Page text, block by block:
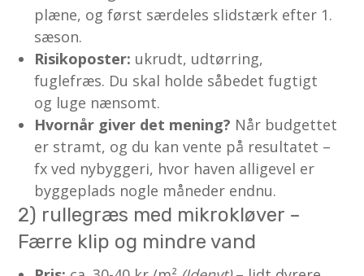
plæne, og først særdeles slidstærk efter 1.
sæson.
Risikoposter: ukrudt, udtørring,
fuglefræs. Du skal holde såbedet fugtigt
og luge nænsomt.
Hvornår giver det mening? Når budgettet
er stramt, og du kan vente på resultatet –
fx ved nybyggeri, hvor haven alligevel er
byggeplads nogle måneder endnu.
2) rullegræs med mikrokløver –
Færre klip og mindre vand